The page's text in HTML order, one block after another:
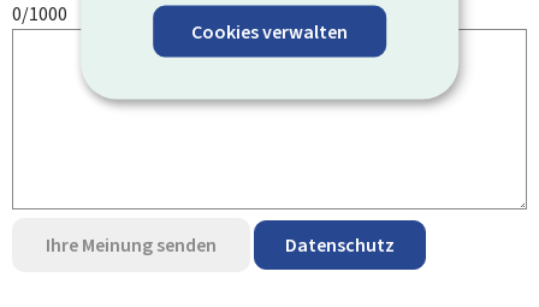
Cookies verwalten
0/1000
Ihre Meinung senden Datenschutz